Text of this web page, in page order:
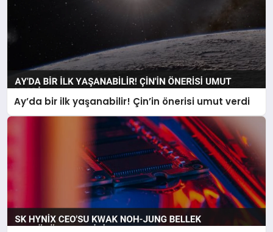
Ay’da bir ilk yaşanabilir! Çin’in önerisi umut verdi